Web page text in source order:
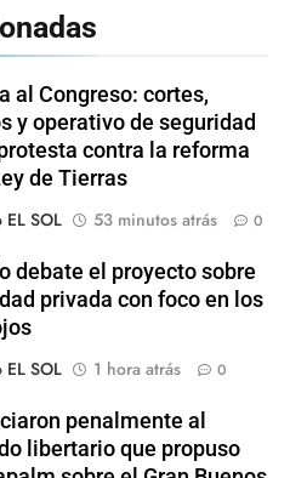
al Congreso: cortes,
y operativo de seguridad
contra la reforma
de Tierras
SOL
53 minutos atrás 0
debate el proyecto sobre
privada con foco en los
SOL
1 hora atrás 0
penalmente al
libertario que propuso